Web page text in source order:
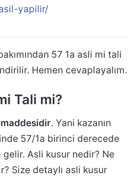
yapilir/
57 1a asli mi tali
Hemen cevaplayalım.
Tali mi?
. Yani kazanın
57/1a birinci derecede
gelir. Asli kusur nedir? Ne
Size detaylı asli kusur